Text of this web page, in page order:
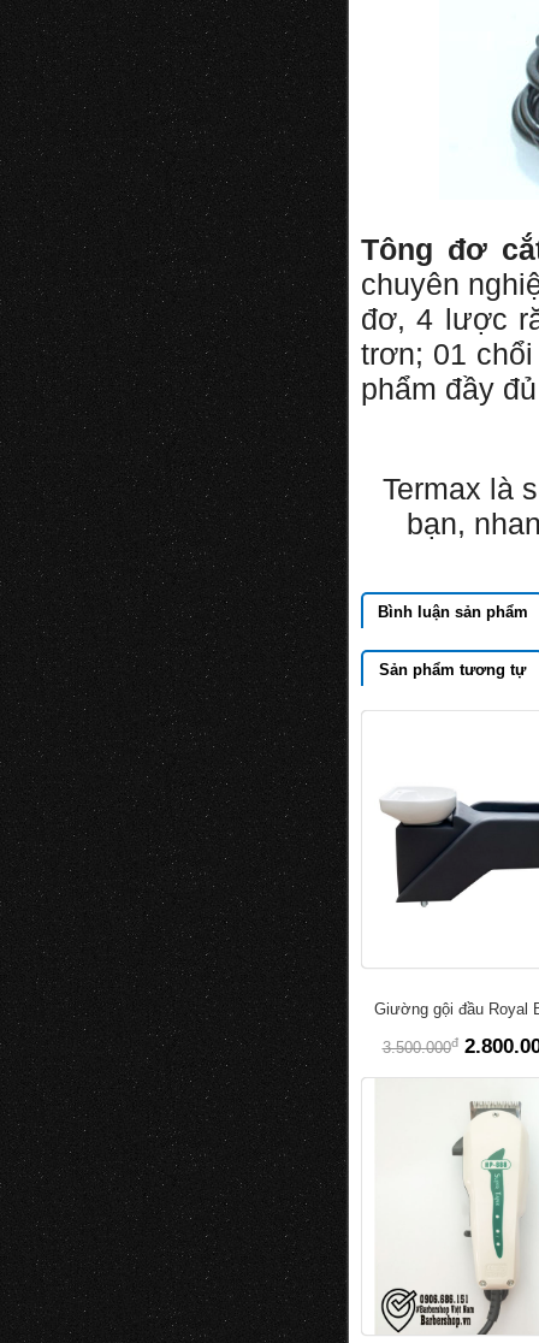
Tông đơ
chuyên
đơ, 4 lược
trơn; 01
phẩm đầy
Termax là
bạn,
Bình luận sản phẩm
Sản phẩm tương tự
Giường gội đầu Royal
3.500.000đ